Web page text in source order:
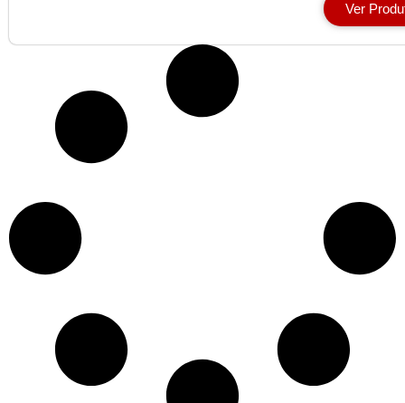
Ver